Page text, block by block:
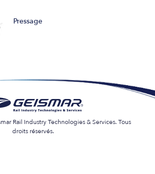
Pressage
Rail Industry Technologies & Services. Tous
droits réservés.